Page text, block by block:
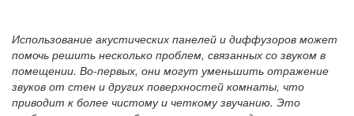
Использование акустических панелей и диффузоров может
помочь решить несколько проблем, связанных со звуком в
помещении. Во-первых, они могут уменьшить отражение
звуков от стен и других поверхностей комнаты, что
приводит к более чистому и четкому звучанию. Это